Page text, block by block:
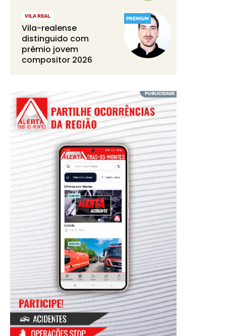
PREMIUM
VILA REAL
Vila-realense
distinguido com
prémio jovem
compositor 2026